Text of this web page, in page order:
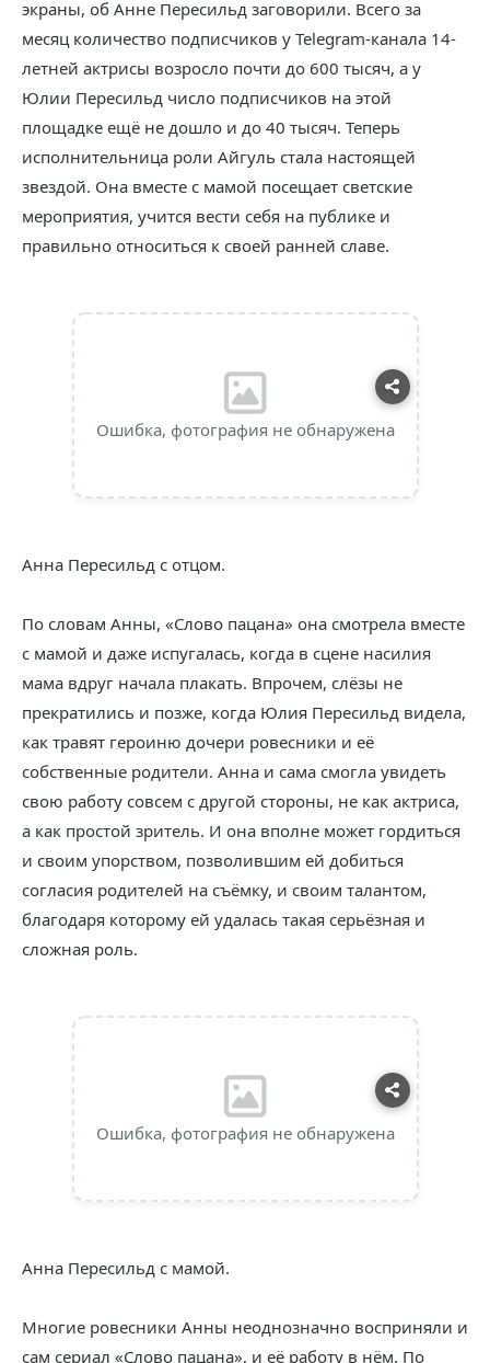
экраны, об Анне Пересильд заговорили. Всего за
месяц количество подписчиков у Telegram-канала 14-
летней актрисы возросло почти до 600 тысяч, а у
Юлии Пересильд число подписчиков на этой
площадке ещё не дошло и до 40 тысяч. Теперь
исполнительница роли Айгуль стала настоящей
звездой. Она вместе с мамой посещает светские
мероприятия, учится вести себя на публике и
правильно относиться к своей ранней славе.
Ошибка, фотография не обнаружена
Анна Пересильд с отцом.
По словам Анны, «Слово пацана» она смотрела вместе
с мамой и даже испугалась, когда в сцене насилия
мама вдруг начала плакать. Впрочем, слёзы не
прекратились и позже, когда Юлия Пересильд видела,
как травят героиню дочери ровесники и её
собственные родители. Анна и сама смогла увидеть
свою работу совсем с другой стороны, не как актриса,
а как простой зритель. И она вполне может гордиться
и своим упорством, позволившим ей добиться
согласия родителей на съёмку, и своим талантом,
благодаря которому ей удалась такая серьёзная и
сложная роль.
Ошибка, фотография не обнаружена
Анна Пересильд с мамой.
Многие ровесники Анны неоднозначно восприняли и
сам сериал «Слово пацана», и её работу в нём. По